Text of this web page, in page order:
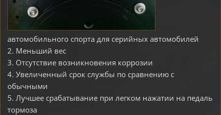
автомобильного спорта для серийных автомобилей
2. Меньший вес
3. Отсутствие возникновения коррозии
4. Увеличенный срок службы по сравнению с
обычными
5. Лучшее срабатывание при легком нажатии на педаль
тормоза